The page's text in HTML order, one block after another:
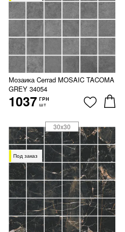
Мозаика Cerrad MOSAIC TACOMA
GREY 34054
1037 ГРН
шт
Под заказ
30x30